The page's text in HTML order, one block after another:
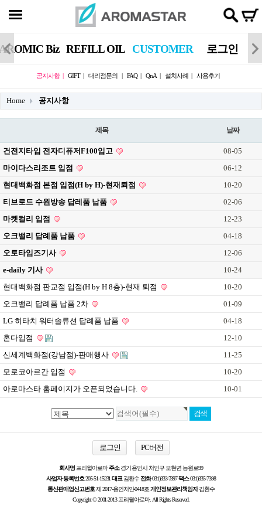
Biz REFILL OIL CUSTOMER 로그인
공지사항 GIFT 대리점문의 FAQ QnA 설치사례 사용후기
Home 공지사항
제목 날짜
건전지타입 전자디퓨저F100입고 08-05
마이다스리조트 입점 06-12
현대백화점 본점 입점(H by H)-현재퇴점 10-20
티브로드 수원방송 답레품 납품 02-06
마켓컬리 입점 12-23
오크밸리 답례품 납품 04-18
오토타임즈기사 12-06
e-daily 기사 10-24
현대백화점 판교점 입점(H by H 8층)-현재 퇴점 10-20
오크밸리 답례품 납품 2차 01-09
LG 히타치 워터솔류션 답례품 납품 04-18
혼다입점 12-10
신세계백화점(강남점)-판매행사 11-25
모로코아르간 입점 10-20
아로마스타 홈페이지가 오픈되었습니다. 10-01
로그인 PC버전
회사명 프리윌아로마주소경기 용인시 처인구 모현면 능원로99
사업자 등록번호205-51-15231 대표 김환수전화031)333-7397팩스031)335-7398
통신판매업신고번호제 2017-용인처인-0418호개인정보관리책임자김환수
Copyright © 2001-2013 프리윌아로마. All Rights Reserved.